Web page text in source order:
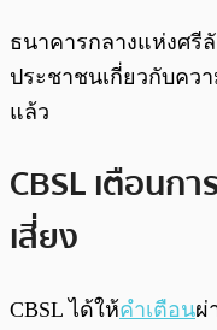
ธนาคารกลางแห่งศรี
ประชาชนเกี่ยวกับคว
แล้ว
CBSL เตือนก
เสี่ยง
CBSL ได้ให้คำเตือนผ่